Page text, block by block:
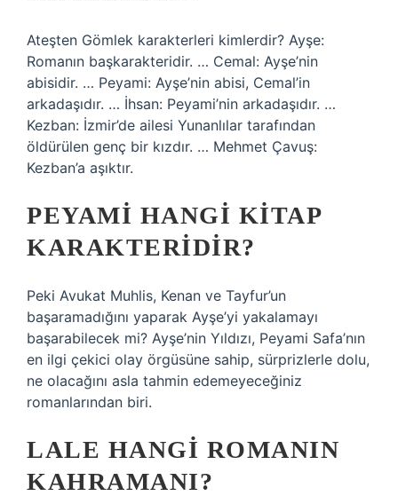
Ateşten Gömlek karakterleri kimlerdir? Ayşe:
Romanın başkarakteridir. … Cemal: Ayşe’nin
abisidir. … Peyami: Ayşe’nin abisi, Cemal’in
arkadaşıdır. … İhsan: Peyami’nin arkadaşıdır. …
Kezban: İzmir’de ailesi Yunanlılar tarafından
öldürülen genç bir kızdır. … Mehmet Çavuş:
Kezban’a aşıktır.
PEYAMI HANGI KITAP
KARAKTERIDIR?
Peki Avukat Muhlis, Kenan ve Tayfur’un
başaramadığını yaparak Ayşe’yi yakalamayı
başarabilecek mi? Ayşe’nin Yıldızı, Peyami Safa’nın
en ilgi çekici olay örgüsüne sahip, sürprizlerle dolu,
ne olacağını asla tahmin edemeyeceğiniz
romanlarından biri.
LALE HANGI ROMANIN
KAHRAMANI?